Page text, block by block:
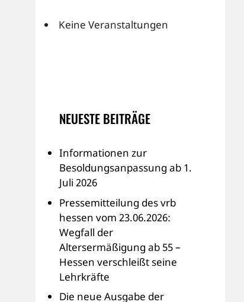
Keine Veranstaltungen
NEUESTE BEITRÄGE
Informationen zur
Besoldungsanpassung ab 1.
Juli 2026
Pressemitteilung des vrb
hessen vom 23.06.2026:
Wegfall der
Altersermäßigung ab 55 –
Hessen verschleißt seine
Lehrkräfte
Die neue Ausgabe der